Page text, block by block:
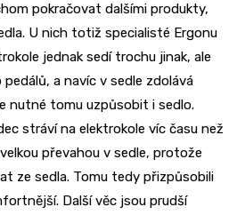
pokračovat dalšími produkty,
U nich totiž specialisté Ergonu
jednak sedí trochu jinak, ale
a navíc v sedle zdolává
nutné tomu uzpůsobit i sedlo.
stráví na elektrokole víc času než
převahou v sedle, protože
ze sedla. Tomu tedy přizpůsobili
Další věc jsou prudší